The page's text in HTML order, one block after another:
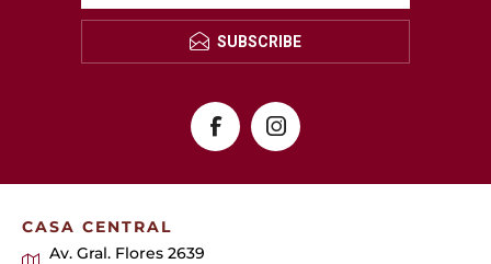
SUBSCRIBE
CASA CENTRAL
Av. Gral. Flores 2639